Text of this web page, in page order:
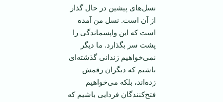
نسل‌های پیشین در حال گذار
از آن است. نسل من آمده
است که این واپسماندگی را
پشت سر بگذارد. ما دیگر
نمی‌خواهیم زندانی گذشته‌ای
باشیم که دیگران رقمش
زده‌اند، بلکه می‌خواهیم
فتح‌کنندگان فردایی باشیم که